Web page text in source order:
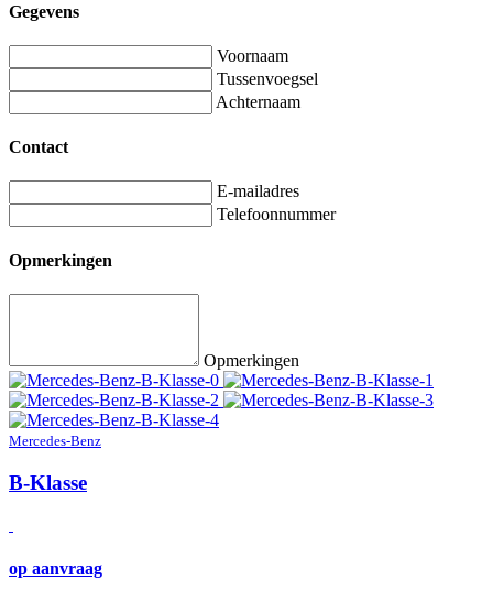
Gegevens
Voornaam
Tussenvoegsel
Achternaam
Contact
E-mailadres
Telefoonnummer
Opmerkingen
Opmerkingen
Mercedes-Benz
B-Klasse
op aanvraag